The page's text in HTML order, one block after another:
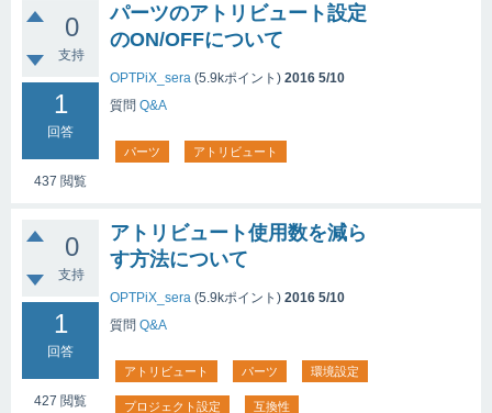
0
支持
1
回答
437 閲覧
パーツのアトリビュート設定
のON/OFFについて
OPTPiX_sera (5.9kポイント) 2016 5/10
質問 Q&A
パーツ アトリビュート
0
支持
1
回答
427 閲覧
アトリビュート使用数を減ら
す方法について
OPTPiX_sera (5.9kポイント) 2016 5/10
質問 Q&A
アトリビュート パーツ 環境設定
プロジェクト設定 互換性